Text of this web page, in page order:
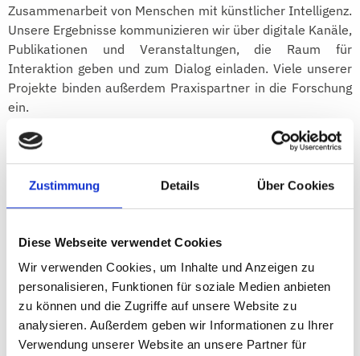
Zustimmung Details Über Cookies
Diese Webseite verwendet Cookies
Wir verwenden Cookies, um Inhalte und Anzeigen zu
personalisieren, Funktionen für soziale Medien anbieten
zu können und die Zugriffe auf unsere Website zu
analysieren. Außerdem geben wir Informationen zu Ihrer
Verwendung unserer Website an unsere Partner für
Zusammenarbeit von Menschen mit künstlicher Intelligenz.
Unsere Ergebnisse kommunizieren wir über digitale Kanäle,
Publikationen und Veranstaltungen, die Raum für
Interaktion geben und zum Dialog einladen. Viele unserer
Projekte binden außerdem Praxispartner in die Forschung
ein.
Sie haben zum Thema Digitalisierung in der Verwaltung
publiziert. Was können Landräte, Bürgermeister,
Wirtschaftsförderer hier für ihre Praxis erfahren?
Den Fehler zu vermeiden, die Digitalisierung der
Verwaltung als eine rein technische Aufgabe zu behandeln.
Es reicht nicht, ein Antragsformular 1:1 ins Internet zu
stellen. Verwaltungsdigitalisierung ist ein sozialer
Transformationsprozess, bei dem sich Routinen in Recht
und Verwaltung ändern müssen. Es gibt keinen Schalter,